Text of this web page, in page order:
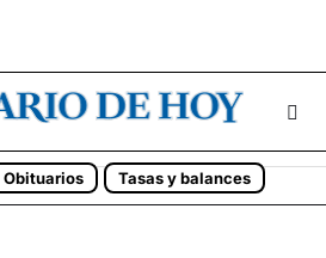
Obituarios Tasas y balances